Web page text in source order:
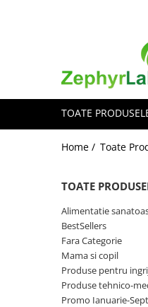
Alimentatie sanatoasa
Ingrijire și cosmetice
Scutece si servetele
Cosmetice copii
Protectie anti-insecte
Hrana pentru bebelusi
TOATE
Home / Toate
TOATE
Alimentatie
BestSellers
Fara Categorie
Mama si copil
Produse pentru
Produse tehnico-
Promo Ianuarie-